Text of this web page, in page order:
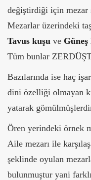
değiştirdiği için mezar
Mezarlar üzerindeki
Tavus kuşu ve Güneş
Tüm bunlar
Bazılarında ise haç
dini özelliği olmayan
yatarak
Ören yerindeki örnek
Aile mezarı ile
şeklinde oyulan
bulunmuştur yani